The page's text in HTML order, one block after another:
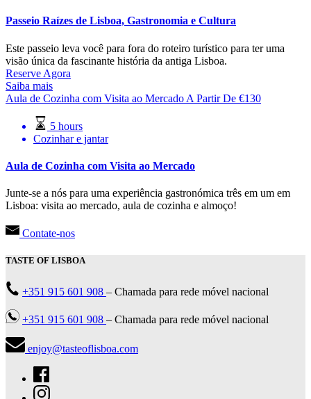
Passeio Raízes de Lisboa, Gastronomia e Cultura
Este passeio leva você para fora do roteiro turístico para ter uma
visão única da fascinante história da antiga Lisboa.
Reserve Agora
Saiba mais
Aula de Cozinha com Visita ao Mercado A Partir De €130
5 hours
Cozinhar e jantar
Aula de Cozinha com Visita ao Mercado
Junte-se a nós para uma experiência gastronómica três em um em
Lisboa: visita ao mercado, aula de cozinha e almoço!
Contate-nos
TASTE OF LISBOA
+351 915 601 908 – Chamada para rede móvel nacional
+351 915 601 908 – Chamada para rede móvel nacional
enjoy@tasteoflisboa.com